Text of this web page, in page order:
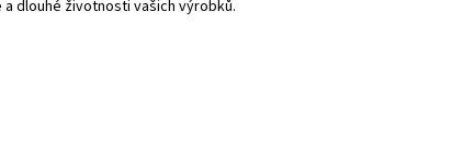
dlouhé životnosti vašich výrobků.